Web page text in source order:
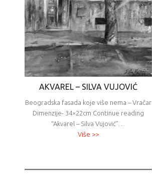
AKVAREL – SILVA VUJOVIĆ
Beogradska fasada koje više nema – Vračar
Dimenzije- 34×22cm Continue reading
“Akvarel – Silva Vujović”…
Više >>